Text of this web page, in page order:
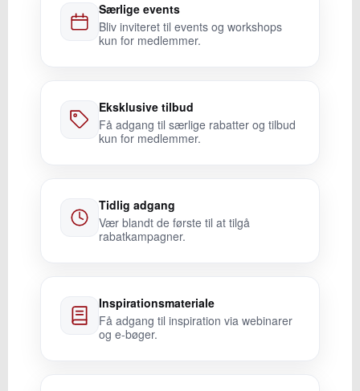
Særlige events
Bliv inviteret til events og workshops
kun for medlemmer.
Eksklusive tilbud
Få adgang til særlige rabatter og tilbud
kun for medlemmer.
Tidlig adgang
Vær blandt de første til at tilgå
rabatkampagner.
Inspirationsmateriale
Få adgang til inspiration via webinarer
og e-bøger.